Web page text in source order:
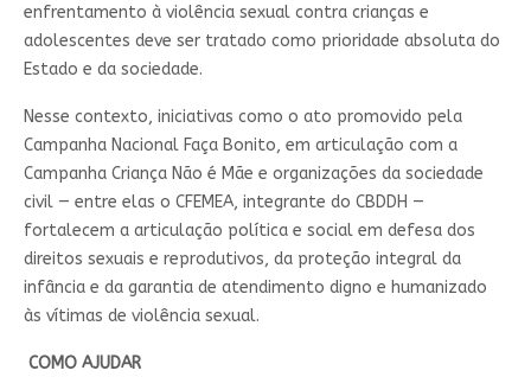
enfrentamento à violência sexual contra crianças e
adolescentes deve ser tratado como prioridade absoluta do
Estado e da sociedade.
Nesse contexto, iniciativas como o ato promovido pela
Campanha Nacional Faça Bonito, em articulação com a
Campanha Criança Não é Mãe e organizações da sociedade
civil — entre elas o CFEMEA, integrante do CBDDH —
fortalecem a articulação política e social em defesa dos
direitos sexuais e reprodutivos, da proteção integral da
infância e da garantia de atendimento digno e humanizado
às vítimas de violência sexual.
COMO AJUDAR